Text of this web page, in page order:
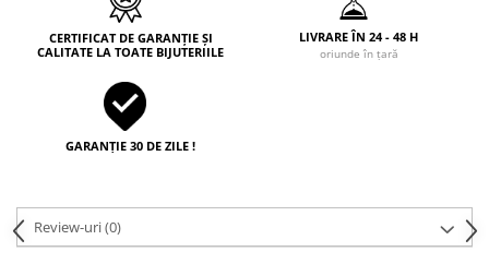
CERTIFICAT DE GARANȚIE ȘI
CALITATE LA TOATE BIJUTERIILE
LIVRARE ÎN 24 - 48 H
oriunde în țară
GARANȚIE 30 DE ZILE !
Review-uri(0)